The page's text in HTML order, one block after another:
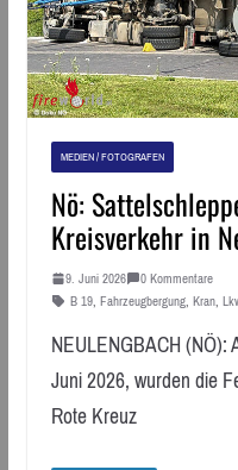
MEDIEN / FOTOGRAFEN
Nö:
Kreisverkehr in
9. Juni 2026
0 Kommentare
B 19, Fahrzeugbergung, Kran,
NEULENGBACH (NÖ):
Juni 2026, wurden die
Rote Kreuz